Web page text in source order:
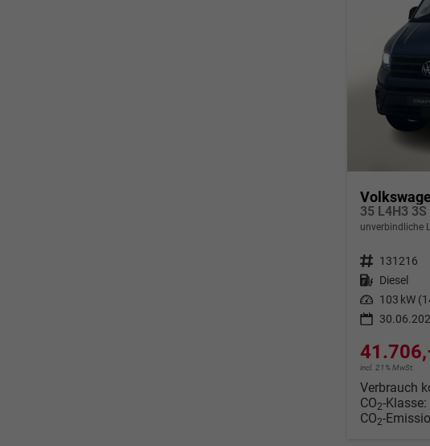
35 L4H3
unverbindliche
Fahrzeugnr. 131216
Kraftstoff Diesel
Leistung 103 kW
incl. 21% MwSt.
Verbrauch
CO2-Klasse:
CO2-